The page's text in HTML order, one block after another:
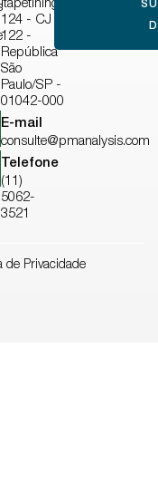
Itapetininga,
124 - CJ
122 -
República
São
Paulo/SP -
01042-000
E-mail
consulte@pmanalysis.com
Telefone
(11)
5062-
3521
de Privacidade